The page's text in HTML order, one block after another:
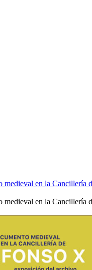
medieval en la Cancillería
medieval en la Cancillería